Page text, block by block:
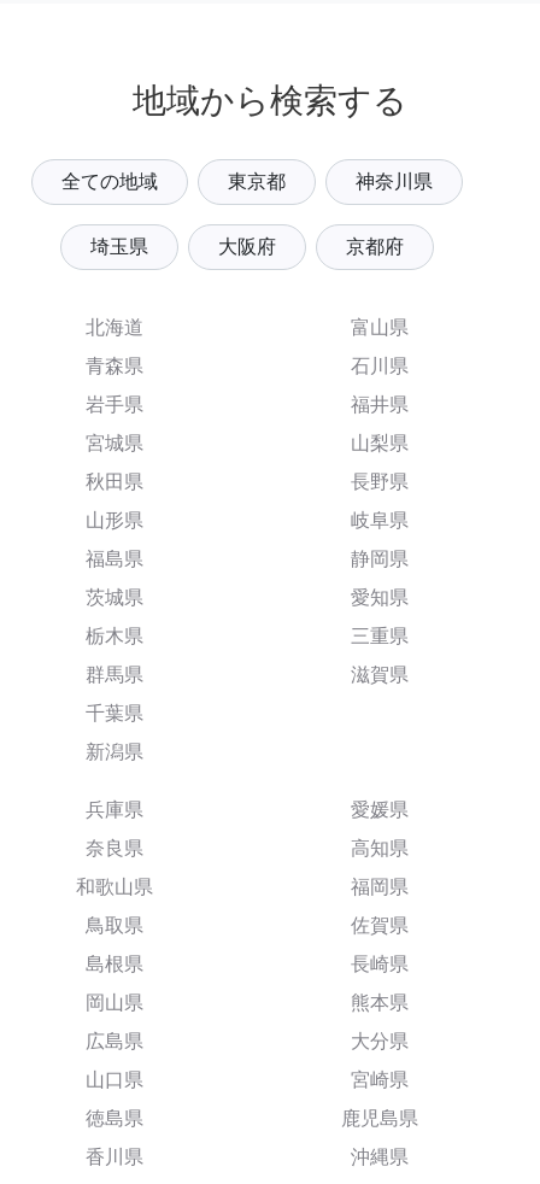
地域から検索する
全ての地域 東京都 神奈川県
埼玉県 大阪府 京都府
北海道
青森県
岩手県
宮城県
秋田県
山形県
福島県
茨城県
栃木県
群馬県
千葉県
新潟県
富山県
石川県
福井県
山梨県
長野県
岐阜県
静岡県
愛知県
三重県
滋賀県
兵庫県
奈良県
和歌山県
鳥取県
島根県
岡山県
広島県
山口県
徳島県
香川県
愛媛県
高知県
福岡県
佐賀県
長崎県
熊本県
大分県
宮崎県
鹿児島県
沖縄県